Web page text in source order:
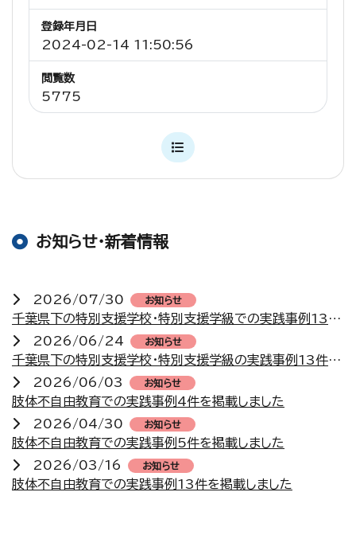
登録年月日
2024-02-14 11:50:56
閲覧数
5775
お知らせ・新着情報
2026/07/30 お知らせ
千葉県下の特別支援学校・特別支援学級での実践事例13件を掲載しました
2026/06/24
お知らせ
千葉県下の特別支援学校・特別支援学級の実践事例13件を掲載しました
2026/06/03
お知らせ
肢体不自由教育での実践事例4件を掲載しました
2026/04/30
お知らせ
肢体不自由教育での実践事例5件を掲載しました
2026/03/16
お知らせ
肢体不自由教育での実践事例13件を掲載しました